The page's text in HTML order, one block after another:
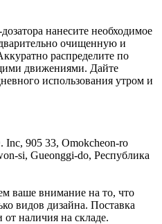
нанесите необходимое
очищенную и
распределите по
движениями. Дайте
использования утром и
905 33, Omokcheon-ro
si, Gueonggi-do, Республика
ваше внимание на то, что
видов дизайна. Поставка
от наличия на складе.